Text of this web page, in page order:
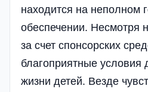
находится на неполном
обеспечении. Несмотря
за счет спонсорских
благоприятные условия
жизни детей. Везде